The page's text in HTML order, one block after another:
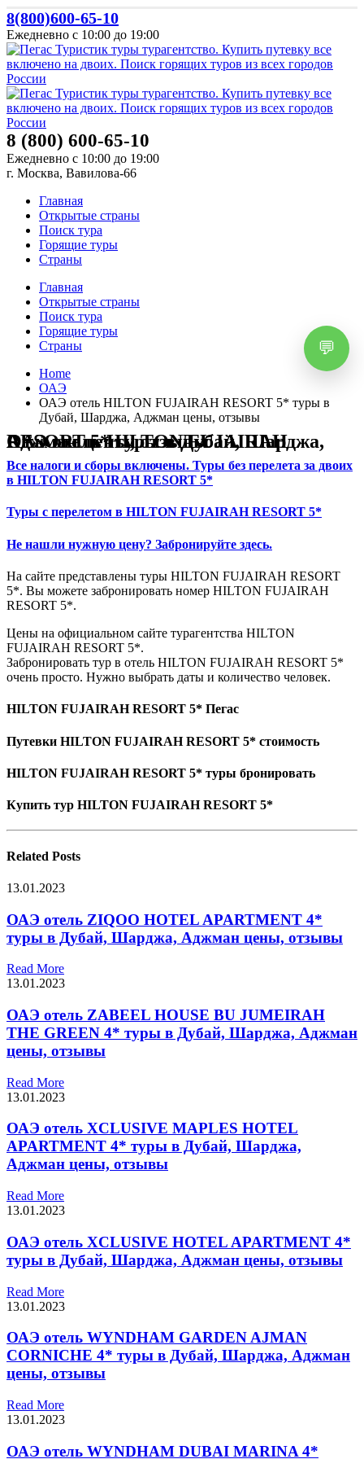
8(800)600-65-10
Ежедневно с 10:00 до 19:00
8 (800) 600-65-10
Ежедневно с 10:00 до 19:00
г. Москва, Вавилова-66
Главная
Открытые страны
Поиск тура
Горящие туры
Страны
Главная
Открытые страны
Поиск тура
Горящие туры
Страны
Home
ОАЭ
ОАЭ отель HILTON FUJAIRAH RESORT 5* туры в
Дубай, Шарджа, Аджман цены, отзывы
ОАЭ отель HILTON FUJAIRAH RESORT 5* туры в Дубай, Шарджа, Аджман цены, отзывы
Все налоги и сборы включены. Туры без перелета за двоих
в HILTON FUJAIRAH RESORT 5*
Туры с перелетом в HILTON FUJAIRAH RESORT 5*
Не нашли нужную цену? Забронируйте здесь.
На сайте представлены туры HILTON FUJAIRAH RESORT
5*. Вы можете забронировать номер HILTON FUJAIRAH
RESORT 5*.
Цены на официальном сайте турагентства HILTON
FUJAIRAH RESORT 5*.
Забронировать тур в отель HILTON FUJAIRAH RESORT 5*
очень просто. Нужно выбрать даты и количество человек.
HILTON FUJAIRAH RESORT 5* Пегас
Путевки HILTON FUJAIRAH RESORT 5* стоимость
HILTON FUJAIRAH RESORT 5* туры бронировать
Купить тур HILTON FUJAIRAH RESORT 5*
Related Posts
13.01.2023
ОАЭ отель ZIQOO HOTEL APARTMENT 4*
туры в Дубай, Шарджа, Аджман цены, отзывы
Read More
13.01.2023
ОАЭ отель ZABEEL HOUSE BU JUMEIRAH
THE GREEN 4* туры в Дубай, Шарджа, Аджман
цены, отзывы
Read More
13.01.2023
ОАЭ отель XCLUSIVE MAPLES HOTEL
APARTMENT 4* туры в Дубай, Шарджа,
Аджман цены, отзывы
Read More
13.01.2023
ОАЭ отель XCLUSIVE HOTEL APARTMENT 4*
туры в Дубай, Шарджа, Аджман цены, отзывы
Read More
13.01.2023
ОАЭ отель WYNDHAM GARDEN AJMAN
CORNICHE 4* туры в Дубай, Шарджа, Аджман
цены, отзывы
Read More
13.01.2023
ОАЭ отель WYNDHAM DUBAI MARINA 4*